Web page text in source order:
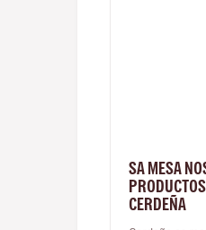
SA MESA
CERDEÑA